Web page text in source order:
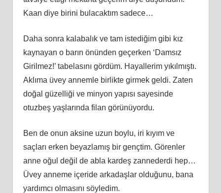
Kaan diye birini bulacaktım sadece…
Daha sonra kalabalık ve tam istediğim gibi kız
kaynayan o barın önünden geçerken ‘Damsız
Girilmez!’ tabelasını gördüm. Hayallerim yıkılmıştı.
Aklıma üvey annemle birlikte girmek geldi. Zaten
doğal güzelliği ve minyon yapısı sayesinde
otuzbeş yaşlarında filan görünüyordu.
Ben de onun aksine uzun boylu, iri kıyım ve
saçları erken beyazlamış bir gençtim. Görenler
anne oğul değil de abla kardeş zannederdi hep…
Üvey anneme içeride arkadaşlar olduğunu, bana
yardımcı olmasını söyledim.